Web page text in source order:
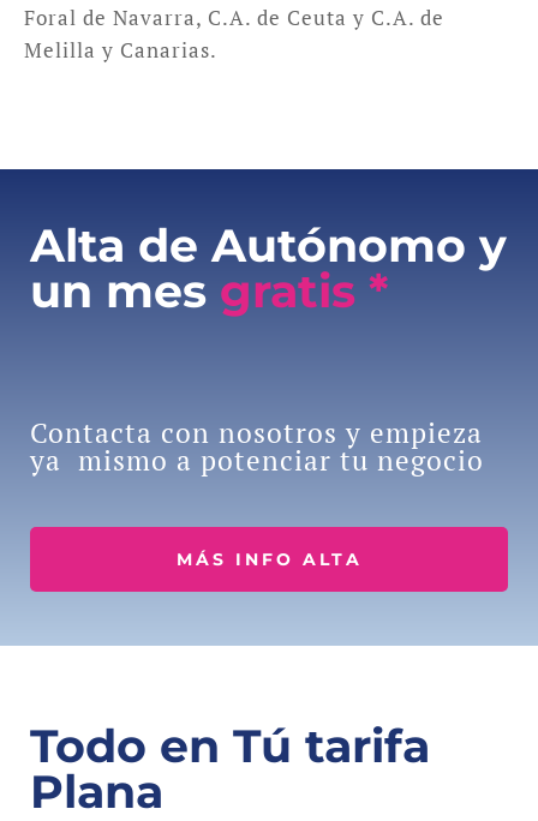
Foral de Navarra, C.A. de Ceuta y C.A. de
Melilla y Canarias.
Alta de Autónomo y
un mes gratis *
Contacta con nosotros y empieza
ya mismo a potenciar tu negocio
MÁS INFO ALTA
Todo en Tú tarifa
Plana